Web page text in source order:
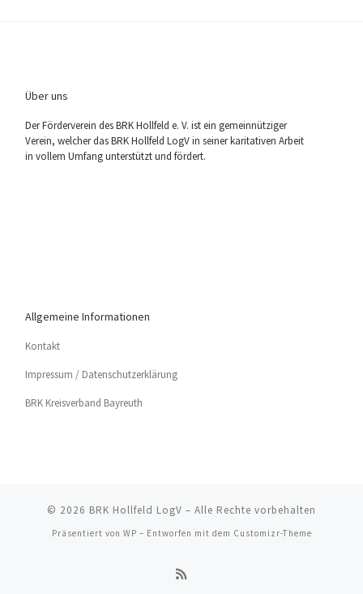
Über uns
Der För­der­ver­ein des BRK Holl­feld e. V. ist ein gemein­nüt­zi­ger
Ver­ein, wel­cher das BRK Holl­feld LogV in sei­ner kari­ta­ti­ven Arbeit
in vol­lem Umfang unter­stützt und fördert.
Allgemeine Informationen
Kon­takt
Impres­sum / Datenschutzerklärung
BRK Kreis­ver­band Bayreuth
© 2026 BRK Hollfeld LogV – Alle Rechte vorbehalten
Präsentiert von WP – Entworfen mit dem Customizr-Theme